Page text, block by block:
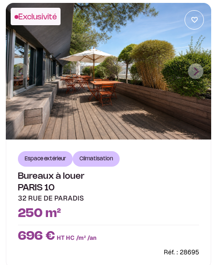
Exclusivité
Espace extérieur Climatisation
Bureaux à louer
PARIS 10
32 RUE DE PARADIS
250 m²
696 € HT HC /m² /an
Réf. : 28695